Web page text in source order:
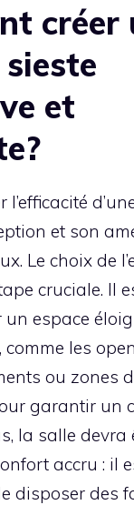
créer
et
et son
Le choix de
cruciale. Il
un espace
les
ou zones
garantir un
la salle devra
accru : il
disposer des